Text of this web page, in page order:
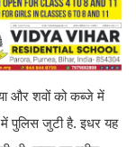
और शवों को कब्जे में
में पुलिस जुटी है. इधर यह